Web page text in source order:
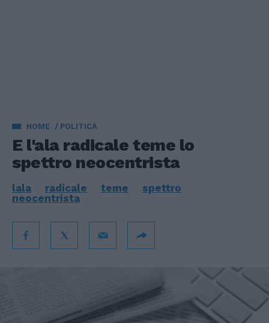
HOME POLITICA
E l'ala radicale teme lo
spettro neocentrista
lala radicale teme
spettro
neocentrista